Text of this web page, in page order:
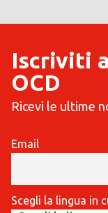
Iscriviti
OCD
Ricevi le ultime
Email
Scegli la lingua in